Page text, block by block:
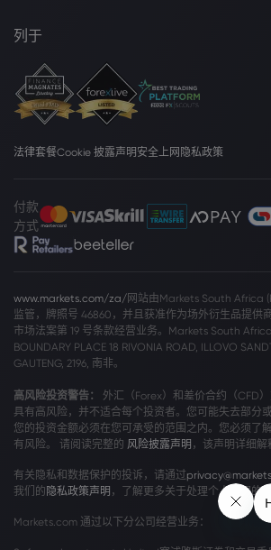
列于
法律套餐Cookie 披露声明 安全上网 隐私政策
付款
方式
www.markets.com/za/网站由Markets South Africa
监管，牌照号 46860，并且获准作为场外衍生品提供
市场法案第 19 号条款经营业务。Markets South
BOUNDARY PLACE 18 RIVONIA ROAD, ILLOVO
GAUTENG, 2196, 南非。
高风险投资警告：
外汇（Forex）和差价合约（CFD
具有高风险，并不适合每个投资者。您可能失去部分
您的投资金额必须在您可承受的范围之内。您必须了
有风险。 请阅读完整的 风险披露声明 ，该声明详细解
有关隐私和数据保护的投诉，请通过
我们的 隐私政策声明 ，了解更多关于处理个人数据的信
Markets.com 通过以下分公司经营业务：